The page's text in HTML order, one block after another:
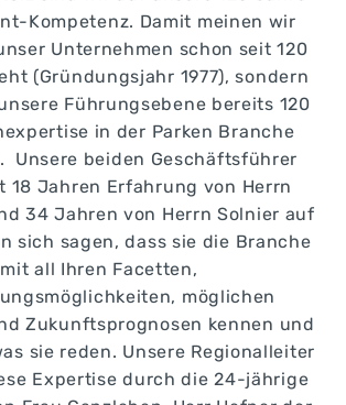
Kompetenz. Damit meinen wir
Unternehmen schon seit 120
(Gründungsjahr 1977), sondern
Führungsebene bereits 120
in der Parken Branche
Unsere beiden Geschäftsführer
18 Jahren Erfahrung von Herrn
34 Jahren von Herrn Solnier auf
sich sagen, dass sie die Branche
mit all Ihren Facetten,
möglichen
Zukunftsprognosen kennen und
sie reden. Unsere Regionalleiter
Expertise durch die 24-jährige